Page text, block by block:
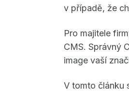
v případě, že
Pro majitele
CMS. Správný
image vaší
V tomto článku